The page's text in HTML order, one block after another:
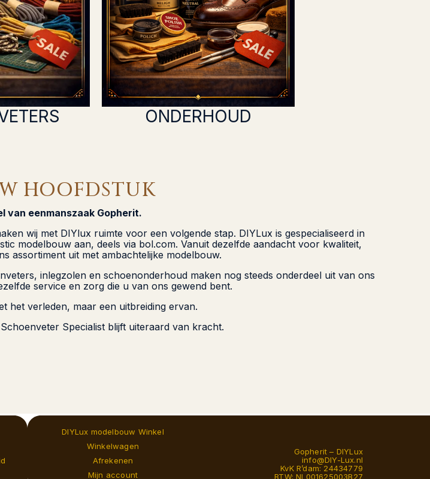
ONDERHOUD
HOOFDSTUK
van eenmanszaak Gopherit.
wij met DIYlux ruimte voor een volgende stap. DIYLux is gespecialiseerd in
modelbouw aan, deels via bol.com. Vanuit dezelfde aandacht voor kwaliteit,
assortiment uit met ambachtelijke modelbouw.
inlegzolen en schoenonderhoud maken nog steeds onderdeel uit van ons
service en zorg die u van ons gewend bent.
het verleden, maar een uitbreiding ervan.
Specialist blijft uiteraard van kracht.
DIYLux modelbouw Winkel
Winkelwagen
Afrekenen
Mijn account
Gopherit – DIYLux
info@DIY-Lux.nl
KvK R’dam: 24434779
BTW: NL001625003B27